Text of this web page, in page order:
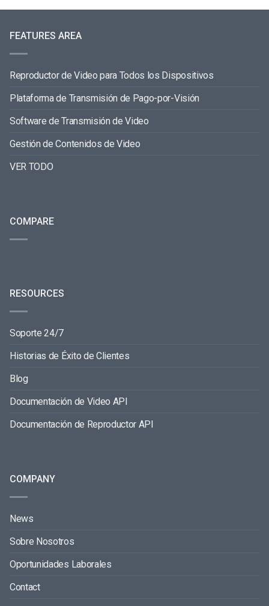
FEATURES AREA
Reproductor de Video para Todos los Dispositivos
Plataforma de Transmisión de Pago-por-Visión
Software de Transmisión de Video
Gestión de Contenidos de Video
VER TODO
COMPARE
RESOURCES
Soporte 24/7
Historias de Éxito de Clientes
Blog
Documentación de Video API
Documentación de Reproductor API
COMPANY
News
Sobre Nosotros
Oportunidades Laborales
Contact